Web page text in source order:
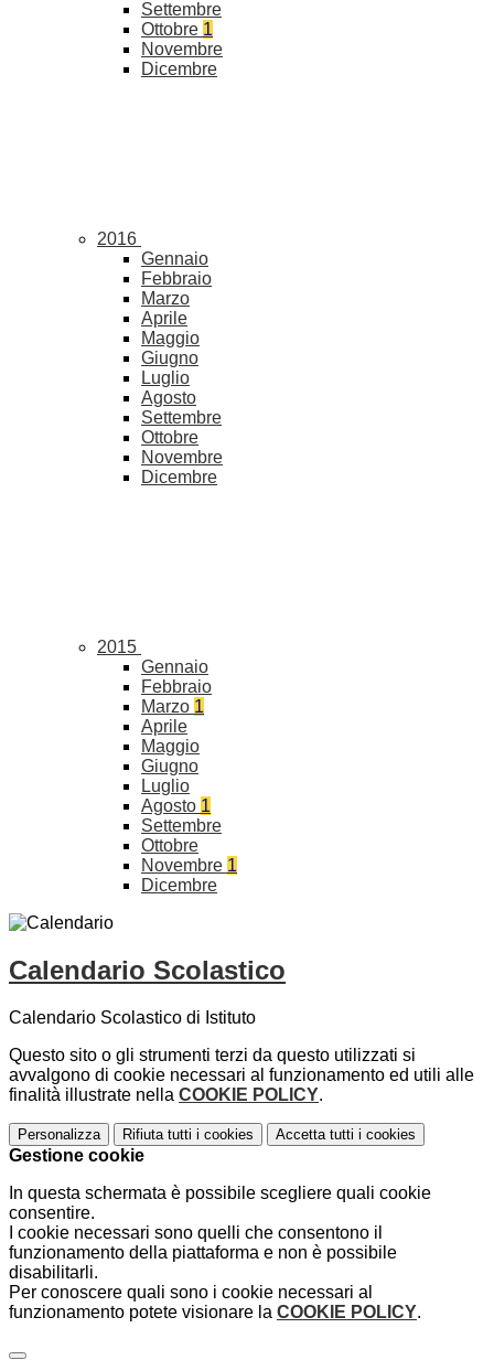
Settembre
Ottobre 1
Novembre
Dicembre
2016
Gennaio
Febbraio
Marzo
Aprile
Maggio
Giugno
Luglio
Agosto
Settembre
Ottobre
Novembre
Dicembre
2015
Gennaio
Febbraio
Marzo 1
Aprile
Maggio
Giugno
Luglio
Agosto 1
Settembre
Ottobre
Novembre 1
Dicembre
Calendario Scolastico
Calendario Scolastico di Istituto
Questo sito o gli strumenti terzi da questo utilizzati si
avvalgono di cookie necessari al funzionamento ed utili alle
finalità illustrate nella COOKIE POLICY.
Personalizza Rifiuta tutti i cookies Accetta tutti i cookies
Gestione cookie
In questa schermata è possibile scegliere quali cookie
consentire.
I cookie necessari sono quelli che consentono il
funzionamento della piattaforma e non è possibile
disabilitarli.
Per conoscere quali sono i cookie necessari al
funzionamento potete visionare la COOKIE POLICY.